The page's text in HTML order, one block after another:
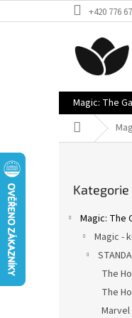
na
+420 776
Magic: The
Domů
kategorie
Kategorie
Magic: The
Magic -
The
The